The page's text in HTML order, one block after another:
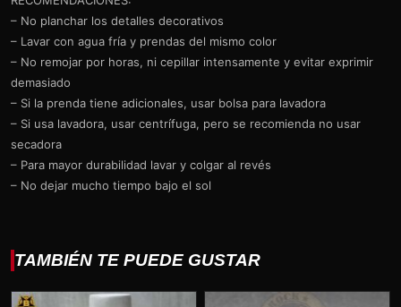
– No planchar los detalles decorativos
– Lavar con agua fría y prendas del mismo color
– No remojar por horas, ni cepillar intensamente y evitar exprimir
demasiado
– Si la prenda tiene adicionales, usar bolsa para lavadora
– Si usa lavadora, usar centrífuga, pero se recomienda no usar
secadora
– Para mayor durabilidad lavar y colgar al revés
– No dejar mucho tiempo bajo el sol
TAMBIÉN TE PUEDE GUSTAR